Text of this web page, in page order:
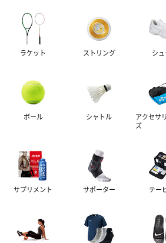
ラケット ストリング シュ
ボール シャトル
アクセサ
ズ
サプリメント サポーター テー